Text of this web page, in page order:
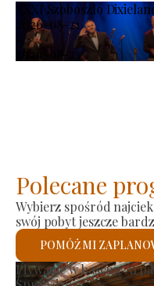
XXXI Szoboszló
2026-08-21
-
2026-08-23
Polecane
Wybierz spośród
swój pobyt jeszcze
POMÓŻ MI
Rynek producenta